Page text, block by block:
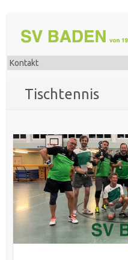
Tischtennis